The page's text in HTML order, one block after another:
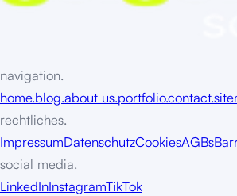
navigation.
home.blog.about us.portfolio.contact.
rechtliches.
ImpressumDatenschutzCookiesAGBs
social media.
LinkedInInstagramTikTok